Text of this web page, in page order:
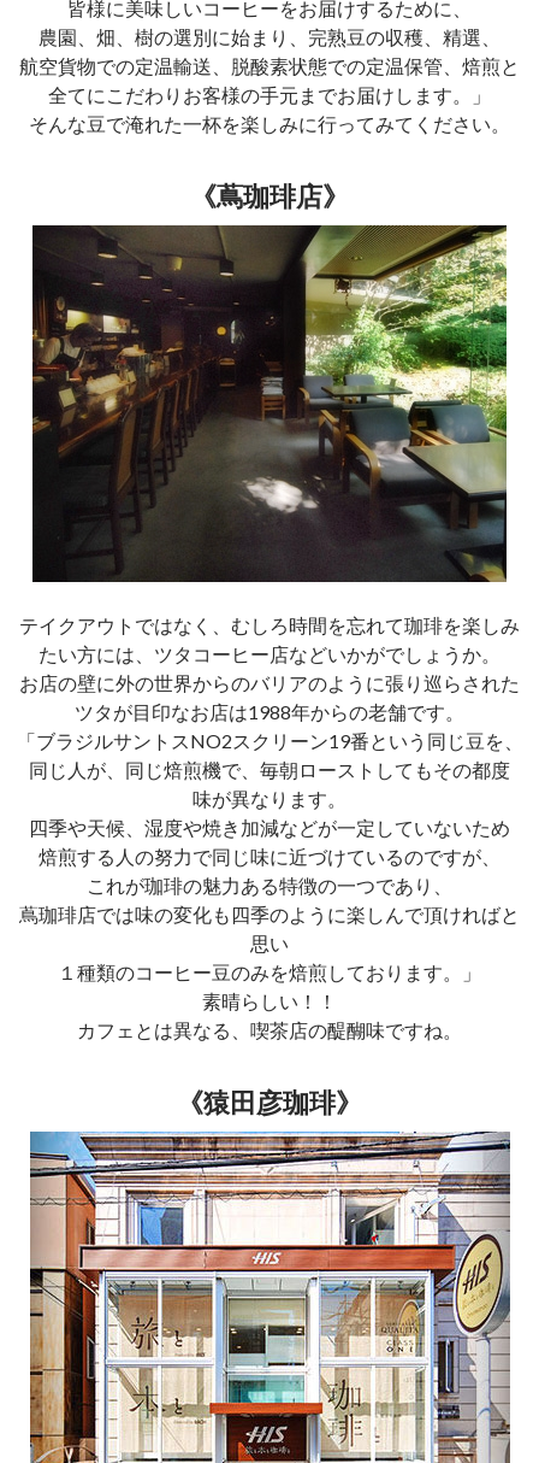
皆様に美味しいコーヒーをお届けするために、
農園、畑、樹の選別に始まり、完熟豆の収穫、精選、
航空貨物での定温輸送、脱酸素状態での定温保管、焙煎と
全てにこだわりお客様の手元までお届けします。」
そんな豆で淹れた一杯を楽しみに行ってみてください。
《蔦珈琲店》
テイクアウトではなく、むしろ時間を忘れて珈琲を楽しみ
たい方には、ツタコーヒー店などいかがでしょうか。
お店の壁に外の世界からのバリアのように張り巡らされた
ツタが目印なお店は1988年からの老舗です。
「ブラジルサントスNO2スクリーン19番という同じ豆を、
同じ人が、同じ焙煎機で、毎朝ローストしてもその都度
味が異なります。
四季や天候、湿度や焼き加減などが一定していないため
焙煎する人の努力で同じ味に近づけているのですが、
これが珈琲の魅力ある特徴の一つであり、
蔦珈琲店では味の変化も四季のように楽しんで頂ければと
思い
１種類のコーヒー豆のみを焙煎しております。」
素晴らしい！！
カフェとは異なる、喫茶店の醍醐味ですね。
《猿田彦珈琲》